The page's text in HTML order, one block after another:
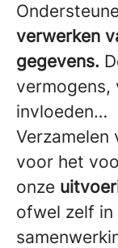
verwerken
gegevens.
vermogens,
invloeden…
Verzamelen
voor het
onze
ofwel zelf in